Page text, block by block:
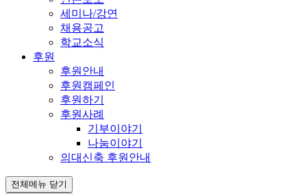
세미나/강연
채용공고
학교소식
후원
후원안내
후원캠페인
후원하기
후원사례
기부이야기
나눔이야기
의대신축 후원안내
전체메뉴 닫기